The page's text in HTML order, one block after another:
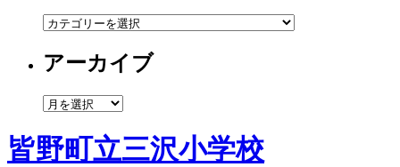
カ
ゴ
ー
アーカイブ
ア
カ
イ
皆野町立三沢小学校